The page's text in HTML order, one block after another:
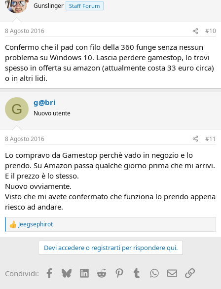
Gunslinger Staff Forum
8 Agosto 2016 #10
Confermo che il pad con filo della 360 funge senza nessun
problema su Windows 10. Lascia perdere gamestop, lo trovi
spesso in offerta su amazon (attualmente costa 33 euro circa)
o in altri lidi.
G g@bri
Nuovo utente
8 Agosto 2016 #11
Lo compravo da Gamestop perchè vado in negozio e lo
prendo. Su Amazon passa qualche giorno prima che mi arrivi.
E il prezzo è lo stesso.
Nuovo ovviamente.
Visto che mi avete confermato che funziona lo prendo appena
riesco ad andare.
R
e
o
Jeegsephirot
Devi accedere o registrarti per rispondere qui.
Condividi: Facebook
BlueskyLinkedIn
Reddit PinterestTumblr WhatsApp
EmailLink